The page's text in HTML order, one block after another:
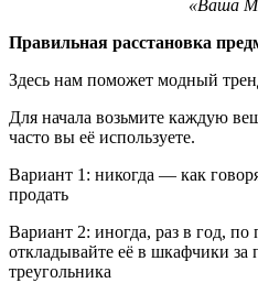
«Ваша
Правильная расстановка
Здесь нам поможет модный
Для начала возьмите каждую
часто вы её используете.
Вариант 1: никогда — как
продать
Вариант 2: иногда, раз в год,
откладывайте её в шкафчики за
треугольника